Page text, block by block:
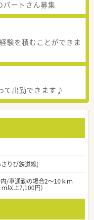
ートさん募集
験を積むことができま
て出勤できます♪
りび鉄道線)
内/車通勤の場合2～10ｋｍ
以上7,100円）